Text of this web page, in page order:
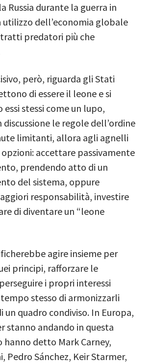
Russia durante la guerra in
utilizzo dell’economia globale
tratti predatori più che
però, riguarda gli Stati
di essere il leone e si
stessi come un lupo,
le regole dell’ordine
limitanti, allora agli agnelli
accettare passivamente
prendendo atto di un
del sistema, oppure
responsabilità, investire
di diventare un “leone
agire insieme per
principi, rafforzare le
i propri interessi
stesso di armonizzarli
un quadro condiviso. In Europa,
stanno andando in questa
hanno detto Mark Carney,
Pedro Sánchez, Keir Starmer,